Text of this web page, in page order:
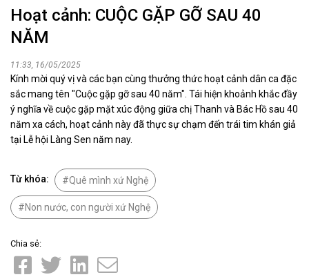
Hoạt cảnh: CUỘC GẶP GỠ SAU 40
NĂM
11:33, 16/05/2025
Kính mời quý vị và các bạn cùng thưởng thức hoạt cảnh dân ca đặc
sắc mang tên "Cuộc gặp gỡ sau 40 năm". Tái hiện khoảnh khắc đầy
ý nghĩa về cuộc gặp mặt xúc động giữa chị Thanh và Bác Hồ sau 40
năm xa cách, hoạt cảnh này đã thực sự chạm đến trái tim khán giả
tại Lễ hội Làng Sen năm nay.
Từ khóa: Quê mình xứ Nghệ
Non nước, con người xứ Nghệ
Chia sẻ: